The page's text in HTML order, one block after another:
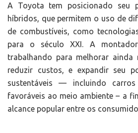
A Toyota tem posicionado seu
híbridos, que permitem o uso de
de combustíveis, como
para o século XXI. A
trabalhando para melhorar ainda
reduzir custos, e expandir seu
sustentáveis — incluindo
favoráveis ao meio ambiente – a
alcance popular entre os